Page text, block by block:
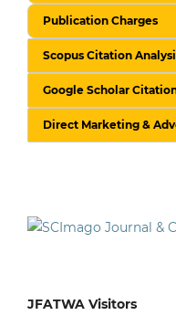
Publication Charges
Scopus Citation
Google Scholar
Direct Marketing &
JFATWA Visitors